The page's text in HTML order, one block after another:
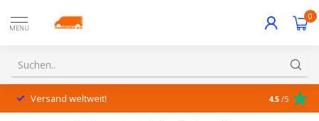
MENU
0
Versand weltweit! 4.5 /5